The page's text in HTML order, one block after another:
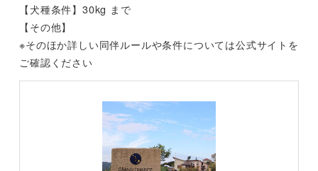
【犬種条件】30kg まで
【その他】
※そのほか詳しい同伴ルールや条件については公式サイトを
ご確認ください